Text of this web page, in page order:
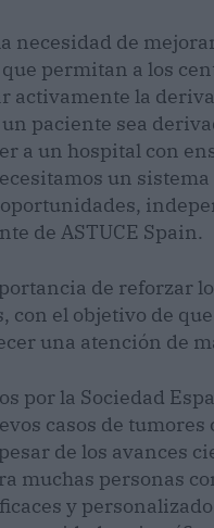
necesidad de
permitan a los
la
paciente sea
a un hospital con
un
de ASTUCE Spain.
de reforzar
con el objetivo de
una atención de
por la Sociedad
casos de tumores
de los avances
muchas personas
y